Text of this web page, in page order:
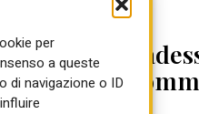
per
a queste
di navigazione o ID
Pellegrini